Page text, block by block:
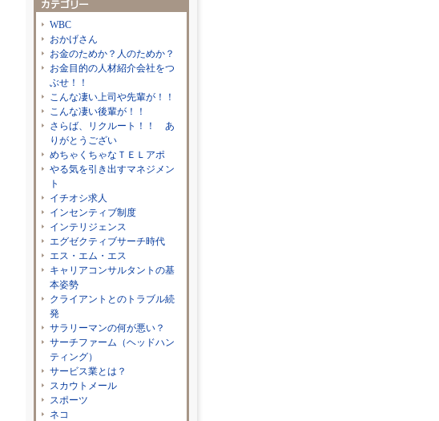
WBC
おかげさん
お金のためか？人のためか？
お金目的の人材紹介会社をつ
ぶせ！！
こんな凄い上司や先輩が！！
こんな凄い後輩が！！
さらば、リクルート！！ あ
りがとうござい
めちゃくちゃなＴＥＬアポ
やる気を引き出すマネジメン
ト
イチオシ求人
インセンティブ制度
インテリジェンス
エグゼクティブサーチ時代
エス・エム・エス
キャリアコンサルタントの基
本姿勢
クライアントとのトラブル続
発
サラリーマンの何が悪い？
サーチファーム（ヘッドハン
ティング）
サービス業とは？
スカウトメール
スポーツ
ネコ